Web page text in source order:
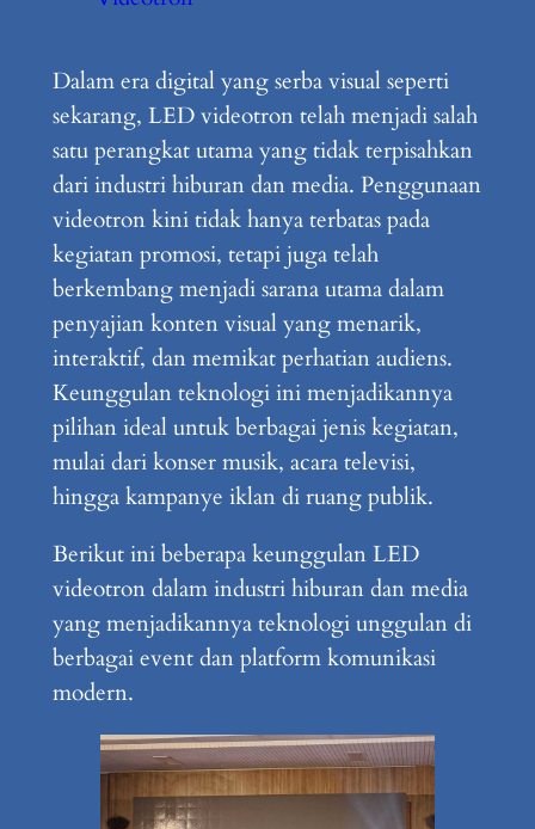
Dalam era digital yang serba visual seperti
sekarang, LED videotron telah menjadi salah
satu perangkat utama yang tidak terpisahkan
dari industri hiburan dan media. Penggunaan
videotron kini tidak hanya terbatas pada
kegiatan promosi, tetapi juga telah
berkembang menjadi sarana utama dalam
penyajian konten visual yang menarik,
interaktif, dan memikat perhatian audiens.
Keunggulan teknologi ini menjadikannya
pilihan ideal untuk berbagai jenis kegiatan,
mulai dari konser musik, acara televisi,
hingga kampanye iklan di ruang publik.
Berikut ini beberapa keunggulan LED
videotron dalam industri hiburan dan media
yang menjadikannya teknologi unggulan di
berbagai event dan platform komunikasi
modern.